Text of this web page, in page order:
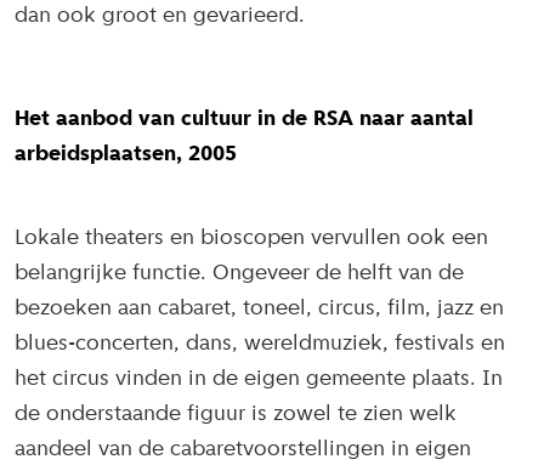
dan ook groot en gevarieerd.
Het aanbod van cultuur in de RSA naar aantal
arbeidsplaatsen, 2005
Lokale theaters en bioscopen vervullen ook een
belangrijke functie. Ongeveer de helft van de
bezoeken aan cabaret, toneel, circus, film, jazz en
blues-concerten, dans, wereldmuziek, festivals en
het circus vinden in de eigen gemeente plaats. In
de onderstaande figuur is zowel te zien welk
aandeel van de cabaretvoorstellingen in eigen